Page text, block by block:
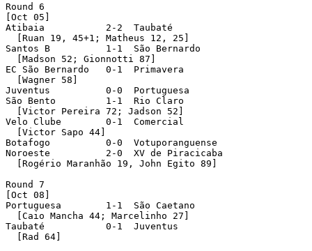
Round 6
[Oct 05]
Atibaia           2-2  Taubaté
  [Ruan 19, 45+1; Matheus 12, 25]
Santos B          1-1  São Bernardo
  [Madson 52; Gionnotti 87]
EC São Bernardo   0-1  Primavera
  [Wagner 58]
Juventus          0-0  Portuguesa
São Bento         1-1  Rio Claro
  [Victor Pereira 72; Jadson 52]
Velo Clube        0-1  Comercial
  [Victor Sapo 44]
Botafogo          0-0  Votuporanguense
Noroeste          2-0  XV de Piracicaba
  [Rogério Maranhão 19, John Egito 89]
Round 7
[Oct 08]
Portuguesa        1-1  São Caetano
  [Caio Mancha 44; Marcelinho 27]
Taubaté           0-1  Juventus
  [Rad 64]